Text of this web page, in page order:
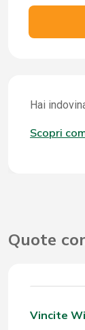
Hai
Scopri
Quote
Vincite